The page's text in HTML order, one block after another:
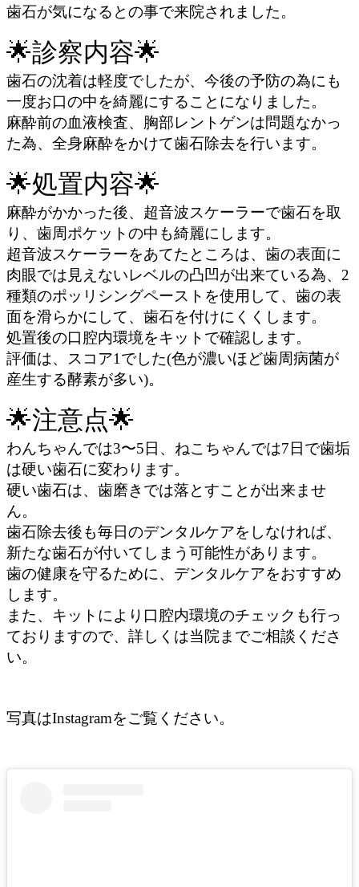
歯石が気になるとの事で来院されました。
🌟診察内容🌟
歯石の沈着は軽度でしたが、今後の予防の為にも
一度お口の中を綺麗にすることになりました。
麻酔前の血液検査、胸部レントゲンは問題なかっ
た為、全身麻酔をかけて歯石除去を行います。
🌟処置内容🌟
麻酔がかかった後、超音波スケーラーで歯石を取
り、歯周ポケットの中も綺麗にします。
超音波スケーラーをあてたところは、歯の表面に
肉眼では見えないレベルの凸凹が出来ている為、2
種類のポッリシングペーストを使用して、歯の表
面を滑らかにして、歯石を付けにくくします。
処置後の口腔内環境をキットで確認します。
評価は、スコア1でした(色が濃いほど歯周病菌が
産生する酵素が多い)。
🌟注意点🌟
わんちゃんでは3〜5日、ねこちゃんでは7日で歯垢
は硬い歯石に変わります。
硬い歯石は、歯磨きでは落とすことが出来ませ
ん。
歯石除去後も毎日のデンタルケアをしなければ、
新たな歯石が付いてしまう可能性があります。
歯の健康を守るために、デンタルケアをおすすめ
します。
また、キットにより口腔内環境のチェックも行っ
ておりますので、詳しくは当院までご相談くださ
い。
写真はInstagramをご覧ください。